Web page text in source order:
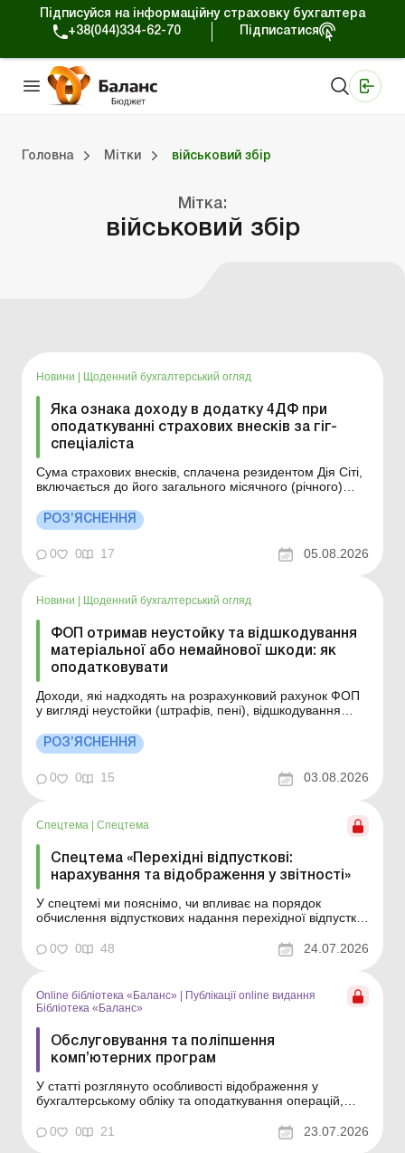
Підписуйся на інформаційну страховку бухгалтера
+38(044)334-62-70
Підписатися
Головна Мітки військовий збір
Мітка:
військовий збір
Новини Щоденний бухгалтерський огляд
Яка ознака доходу в додатку 4ДФ при
оподаткуванні страхових внесків за гіг-
спеціаліста
Сума страхових внесків, сплачена резидентом Дія Сіті,
включається до його загального місячного (річного)
ставкою 18 % і військовим збором за ставкою 5 %. У
додатку 4ДФ до Розрахунку відображається вся сума
страхового внеску за ознакою доходу «204...
РОЗ’ЯСНЕННЯ
0 0 17 05.08.2026
Новини Щоденний бухгалтерський огляд
ФОП отримав неустойку та відшкодування
матеріальної або немайнової шкоди: як
оподатковувати
Доходи, які надходять на розрахунковий рахунок ФОП
у вигляді неустойки (штрафів, пені), відшкодування
за рішенням суду) за невиконання договорів, не
включаються до складу доходу ФОП на загальній
системі оподаткування. При цьому такі доходи обкла...
РОЗ’ЯСНЕННЯ
0 0 15 03.08.2026
Спецтема | Спецтема
Спецтема «Перехідні відпусткові:
нарахування та відображення у звітності»
У спецтемі ми пояснімо, чи впливає на порядок
обчислення відпусткових надання перехідної відпустки,
звітними періодами, наведемо алгоритм їх
нарахування та для наочності розглянемо практичні
запитан...
0 0 48 24.07.2026
Online бібліотека «Баланс»
Публікації online видання
Бібліотека «Баланс»
Обслуговування та поліпшення
комп’ютерних програм
У статті розглянуто особливості відображення у
бухгалтерському обліку та оподаткування операцій,
комп’ютерних програм. Бібліотека Баланс № 14
«Основні засоби: ремонти, модернізація, реконструкція
0 0 21 23.07.2026